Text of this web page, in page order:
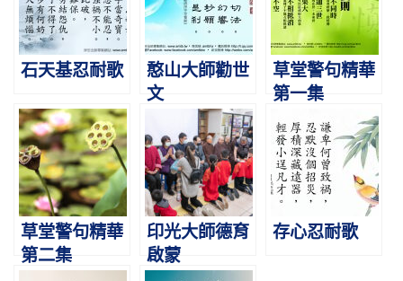
石天基忍耐歌
憨山大師勸世
文
草堂警句精華
第一集
草堂警句精華
第二集
印光大師德育
啟蒙
存心忍耐歌